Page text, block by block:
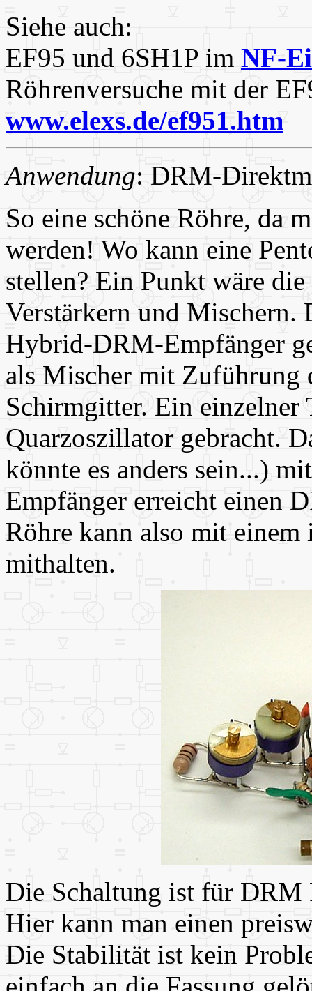
Siehe auch:
EF95 und 6SH1P im NF-
Röhrenversuche mit der
www.elexs.de/ef951.htm
Anwendung: DRM-
So eine schöne Röhre, da
werden! Wo kann eine
stellen? Ein Punkt wäre
Verstärkern und Mischern.
Hybrid-DRM-Empfänger
als Mischer mit Zuführung
Schirmgitter. Ein
Quarzoszillator gebracht.
könnte es anders sein...)
Empfänger erreicht einen
Röhre kann also mit
mithalten.
Die Schaltung ist für DRM
Hier kann man einen
Die Stabilität ist kein